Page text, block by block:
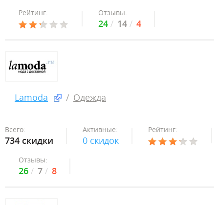
Рейтинг: Отзывы:
24 14 4
Lamoda Одежда
Всего:
734 скидки
Активные:
0 скидок
Рейтинг:
Отзывы:
26 7 8